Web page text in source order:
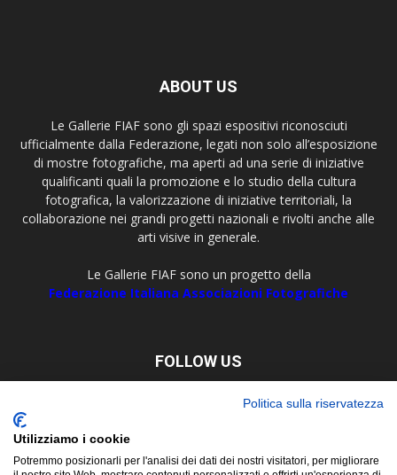
ABOUT US
Le Gallerie FIAF sono gli spazi espositivi riconosciuti
ufficialmente dalla Federazione, legati non solo all’esposizione
di mostre fotografiche, ma aperti ad una serie di iniziative
qualificanti quali la promozione e lo studio della cultura
fotografica, la valorizzazione di iniziative territoriali, la
collaborazione nei grandi progetti nazionali e rivolti anche alle
arti visive in generale.
Le Gallerie FIAF sono un progetto della
Federazione Italiana Associazioni Fotografiche
FOLLOW US
Politica sulla riservatezza
Utilizziamo i cookie
Potremmo posizionarli per l'analisi dei dati dei nostri visitatori, per migliorare